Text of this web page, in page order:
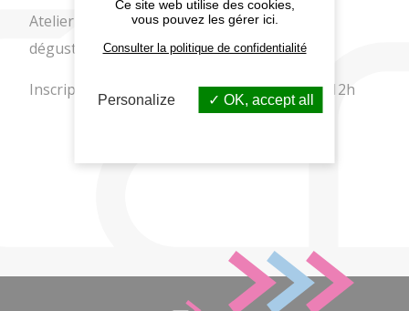
Atelier suivi d'un cocktail dînatoire et de la
dégustation de la galette des rois !
Inscription possible jusqu'au lundi 9 janvier 12h
Ce site web utilise des cookies,
vous pouvez les gérer ici.
Consulter la politique de confidentialité
Personalize OK, accept all